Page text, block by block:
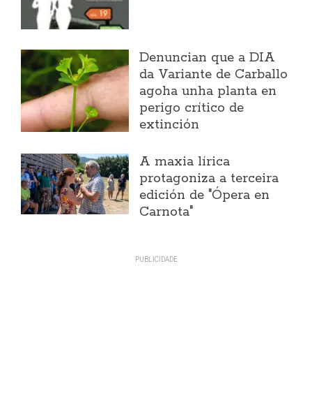
Denuncian que a DIA
da Variante de Carballo
agoha unha planta en
perigo crítico de
extinción
A maxia lírica
protagoniza a terceira
edición de "Ópera en
Carnota"